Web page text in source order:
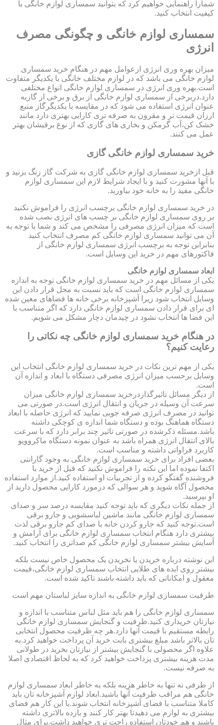
شمارا راهنمایی خواهیم کرد که بتوانید سمساری لوازم خانگی با
کیفیت انتخاب کنید.
سمساری لوازم خانگی و چگونگی مصرف
انرژی
میزان بهره وری انرژی ازعوامل مهم در هنگام خرید سمساری
لوازم خانگی می باشد که در لوازم مختلف خانگی با یکدیگر متفاوت
است.بهره وری انرژی در سمساری لوازم خانگی انواع مختلفی
دارد.دربرخی از سمساری لوازم خانگی از برق و برخی از گازبه
عنوان انرژی استفاده می شود که در مقایسه با یکدیگرگاز منبع
ارزان قیمت تر و مقرون به صرفه تری کارایی بهتری دارد مانند
خشک کن،آب گرمکن و بخاری های گازی که از نوع برقیشان بهتر
عمل می کنند.
خرید سمساری لوازم خانگی گازی
قبل ازخرید سمساری لوازم خانگی گازی به شرکت گاز زنگ بزنید و
با آنها مشورت کنید و با ایجاد شرایط لازم این سمساری لوازم
خانگی مفید را به خانه خود بیاورید.
در خرید سمساری لوازم خانگی برچسب انرژی را فراموش نکنید
بر روی سمساری لوازم خانگی بر چسب های انرژی نصب شده
است که میزان انرژی مصرفی را مشخص می کند و شما با توجه به
آن می توانید سمساری لوازم خانگی کم مصرف انتخاب کنید
بنابراین توجه به برچسب انرژی سمساری لوازم خانگی از
فاکتورهای مهم در خرید این وسایل است.
ابعاد سمساری لوازم خانگی
یکی از مسائل مهم در خرید سمساری لوازم خانگی توجه به اندازه
سمساری لوازم خانگی است که باید نسبت به محل قرار دادن این
وسایل انتخاب شود زیرا آشپزخانه برخی خانه ها فضاهای معین شده
ای برای قرار دادن سمساری لوازم خانگی دارد که اگر متناسب با
این فضا ها انتخاب نشود در چیدمان دچار مشکل می شویم.
در هنگام خرید سمساری لوازم خانگی چه نکاتی را
رعایت کنیم؟
یکی از مهم ترین نکات در خرید سمساری لوازم خانگی انتخاب این
وسایل برحسب میزان انرژی مصرفی دستگاه با ابعاد و اندازه آن
است.
از دیگر مسائل تاثیرگذاردرخرید سمساری لوازم خانگی میزان
سرعت آن وسیله در جریان و انتقال انرژی است.در صورتی می
توانید در مصرف انرژی صرفه جویی نمایید که انرژی حاصله با ابعاد
دستگاه هماهنگ بوده و دستگاه شما اندازه ی کوچکی داشته
باشد.مسئله ذکرشده در صورتی تاثیر چند برابر دارد که با سرعت
بالای انتقال انرژی همراه باشد به عنوان نمونه دستگاه ماکروویو
کاربرد فراوانی داشته و مناسب است.
بعضی افراد برای خرید سمساری لوازم خانگی به وجود گارانتی
اکتفا نموده اما این نکته را فراموش نکنید که قبل از خرید با
فروشنده گفتگو کرده و از تجربیات او استفاده کنید.از موارد استفاده
محصول آگاه شوید و هر سوالی که درمورد کارایی محصول دارید از
او بپرسید.
از جمله نکات دیگری که باید توجه کنید مقایسه درصد سر و صدای
سمساری لوازم خانگی مانند ماشین لباسشویی و جارو برقی
است.توجه کنید که جارو کردن خانه با صدای کم جارو برقی لذت
بیشتری دارد هنگام انتخاب سمساری لوازم خانگی برای آرامش و
آسایش بیشتر سمساری لوازم خانگی کم صداتری را انتخاب کنید.
این نوشته درباره خریدن یا نخریدن یک محصول خاص نیست بلکه
بیشتر روی ایده های طلایی انتخاب سمساری لوازم خانگی،قیمت
معقول و امکاناتی که باید داشته باشند تاکید شده است.
ظرفیت سمساری لوازم خانگی به اندازه سایز لباستان مهم است
سمساری لوازم خانگی را هم باید مثل لباس متناسب با اندازه و
نیازتان خریداری کنید.ظرفیت و گنجایش سمساری لوازم خانگی
رابطه مستقیم با قیمت آنها دارد.هر چه ظرفیت محصول انتخابی
تان بالاتر باشد مبلغ بیشتری بابت خرید آن پرداخت خواهید کرد.به
علاوه اگر محصولی با گنجایش بیشتر از نیازتان بخرید در طولانی
مدت هزینه بیشتری پرداخت خواهید کرد که به لحاظ اقتصادی اصلا
به صرفه نیست.
از طرفی نه تنها به خاطر هزینه بلکه به خاطر ابعاد سمساری لوازم
خانگی هم مراقب ظرفیت آنها باشید.ابعاد لوازم آشپزخانه تان باید
کاملا متناسب با فضای آشپزخانه انتخاب شوند.با این کار هم فضای
بیشتری به لوازم می دهیدتا بهتر کار کنند و بازده بالاتری داشته
باشند و هم خودتان استفاده راحت تری خواهید داشت.برای مثال